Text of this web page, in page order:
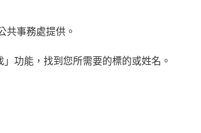
共事務處提供。
功能，找到您所需要的標的或姓名。